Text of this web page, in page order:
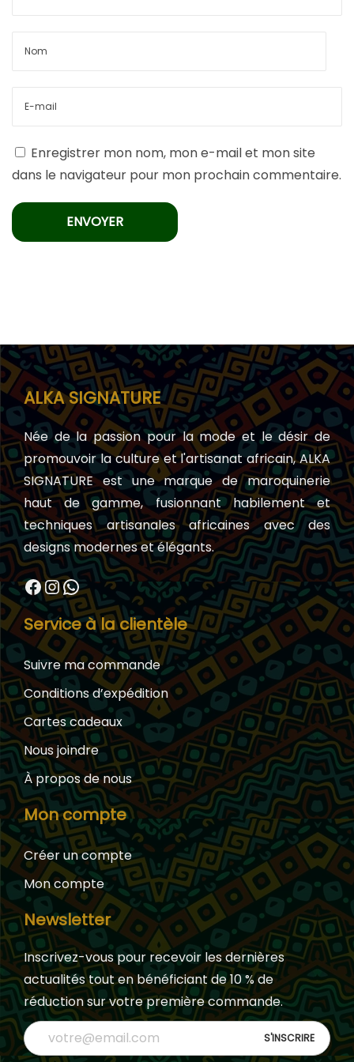
Enregistrer mon nom, mon e-mail et mon site
dans le navigateur pour mon prochain commentaire.
ALKA SIGNATURE
Née de la passion pour la mode et le désir de
promouvoir la culture et l'artisanat africain, ALKA
SIGNATURE est une marque de maroquinerie
haut de gamme, fusionnant habilement et
techniques artisanales africaines avec des
designs modernes et élégants.
Facebook InstagramWhatsApp
Service à la clientèle
Suivre ma commande
Conditions d’expédition
Cartes cadeaux
Nous joindre
À propos de nous
Mon compte
Créer un compte
Mon compte
Newsletter
Inscrivez-vous pour recevoir les dernières
actualités tout en bénéficiant de 10 % de
réduction sur votre première commande.